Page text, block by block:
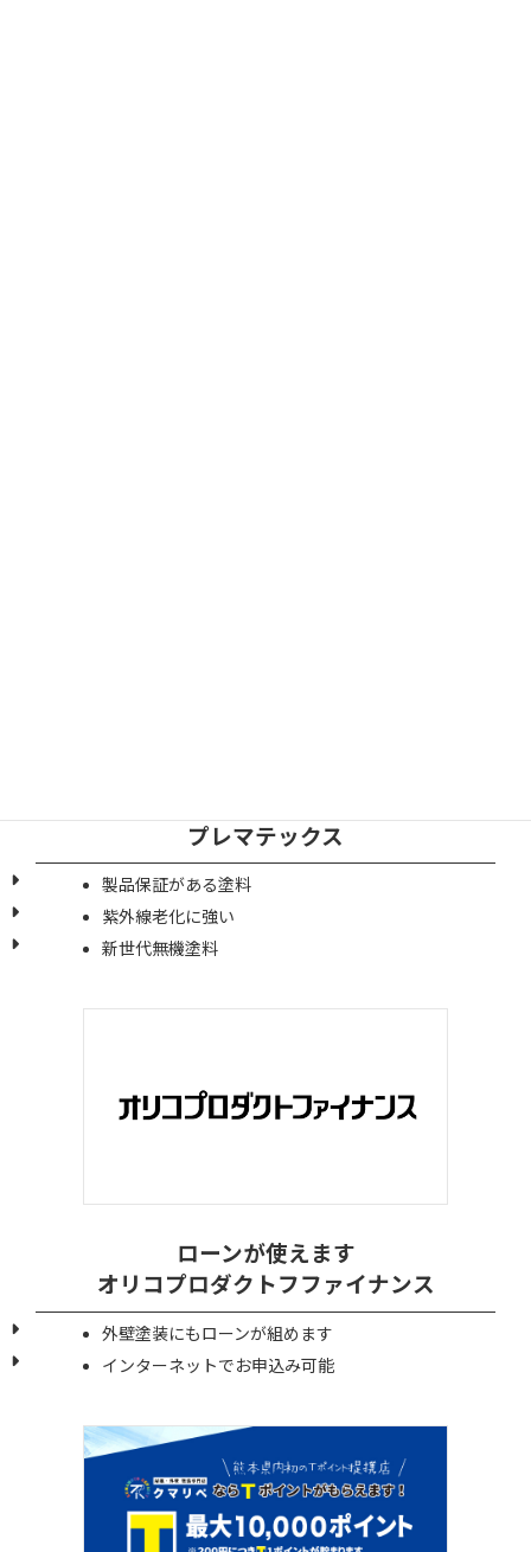
プレマテックス
製品保証がある塗料
紫外線老化に強い
新世代無機塗料
ローンが使えます
オリコプロダクトフファイナンス
外壁塗装にもローンが組めます
インターネットでお申込み可能